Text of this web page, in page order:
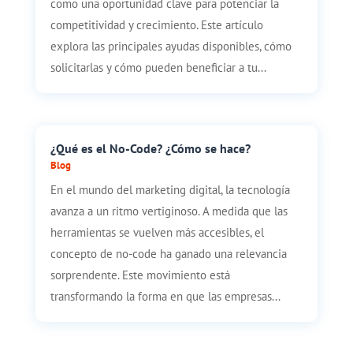
como una oportunidad clave para potenciar la
competitividad y crecimiento. Este artículo
explora las principales ayudas disponibles, cómo
solicitarlas y cómo pueden beneficiar a tu...
¿Qué es el No-Code? ¿Cómo se hace?
Blog
En el mundo del marketing digital, la tecnología
avanza a un ritmo vertiginoso. A medida que las
herramientas se vuelven más accesibles, el
concepto de no-code ha ganado una relevancia
sorprendente. Este movimiento está
transformando la forma en que las empresas...